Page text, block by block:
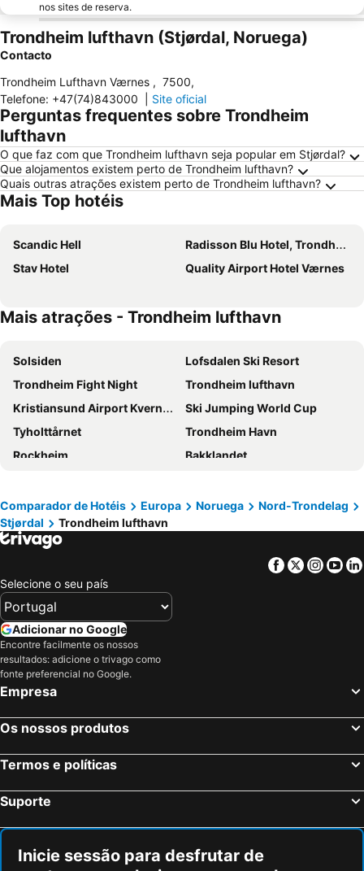
nos sites de reserva.
Trondheim lufthavn (Stjørdal, Noruega)
Contacto
Trondheim Lufthavn Værnes , 7500,
Telefone: +47(74)843000 Site oficial
Perguntas frequentes sobre Trondheim
lufthavn
O que faz com que Trondheim lufthavn seja popular em Stjørdal?
Que alojamentos existem perto de Trondheim lufthavn?
Quais outras atrações existem perto de Trondheim lufthavn?
Mais Top hotéis
Scandic Hell
Radisson Blu Hotel, Trondheim Airport
Stav Hotel
Quality Airport Hotel Værnes
Mais atrações - Trondheim lufthavn
Solsiden
Lofsdalen Ski Resort
Trondheim Fight Night
Trondheim lufthavn
Kristiansund Airport Kvernberget
Ski Jumping World Cup
Tyholttårnet
Trondheim Havn
Rockheim
Bakklandet
Nidarosdomen
The St Olavs festival
The great challenge
International Chamber Music Festival
The Vass Mountain
Idre Airport
Storsjöbadet
Fjätervålen
Andalsnes Cruise Habour
Trollstigen
Comparador de Hotéis Europa Noruega
Nord-Trondelag
Stjørdal
Trondheim lufthavn
Facebook
Twitter
Selecione o seu país
Adicionar no Google
Encontre facilmente os nossos
resultados: adicione o trivago como
fonte preferencial no Google.
Empresa
Os nossos produtos
Termos e políticas
Suporte
Inicie sessão para desfrutar de